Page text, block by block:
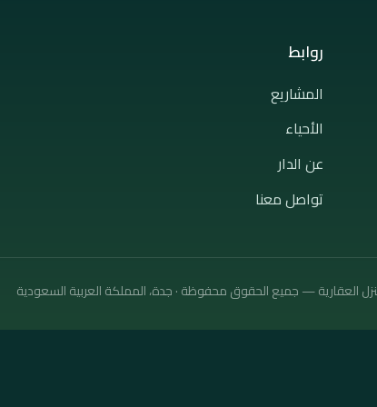
روابط
المشاريع
الأحياء
عن الدار
تواصل معنا